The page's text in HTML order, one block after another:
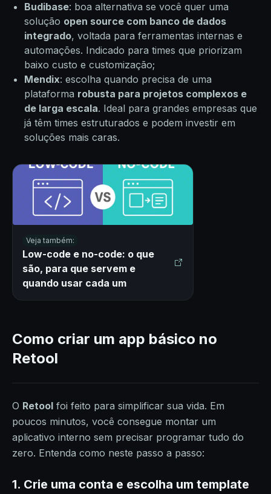
Budibase: boa alternativa se você quer uma
solução open source com banco de dados
integrado, voltada para ferramentas internas e
automações. Indicado para times que priorizam
baixo custo e customização;
Mendix: escolha quando precisa de uma
plataforma robusta para projetos complexos e
de larga escala. Ideal para grandes empresas que
já têm times estruturados e podem investir em
soluções mais caras.
Veja também:
Low-code e no-code: o que
são, para que servem e
quando usar cada um
Como criar um app básico no
Retool
O Retool foi feito para simplificar sua vida. Em
poucos minutos, você consegue montar um
aplicativo interno sem precisar programar tudo do
zero. Entenda como neste passo a passo:
1. Crie uma conta e escolha um template